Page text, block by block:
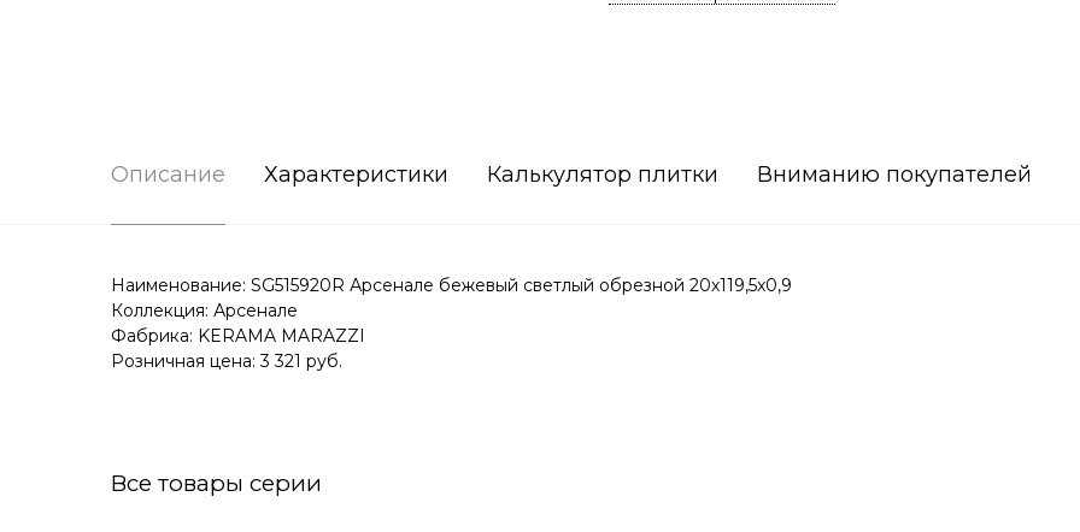
Описание Характеристики Калькулятор плитки Вниманию покупателей
Наименование: SG515920R Арсенале бежевый светлый обрезной 20x119,5x0,9
Коллекция: Арсенале
Фабрика: KERAMA MARAZZI
Розничная цена: 3 321 руб.
Все товары серии